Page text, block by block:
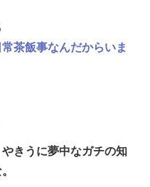
茶飯事なんだからいま
きうに夢中なガチの知